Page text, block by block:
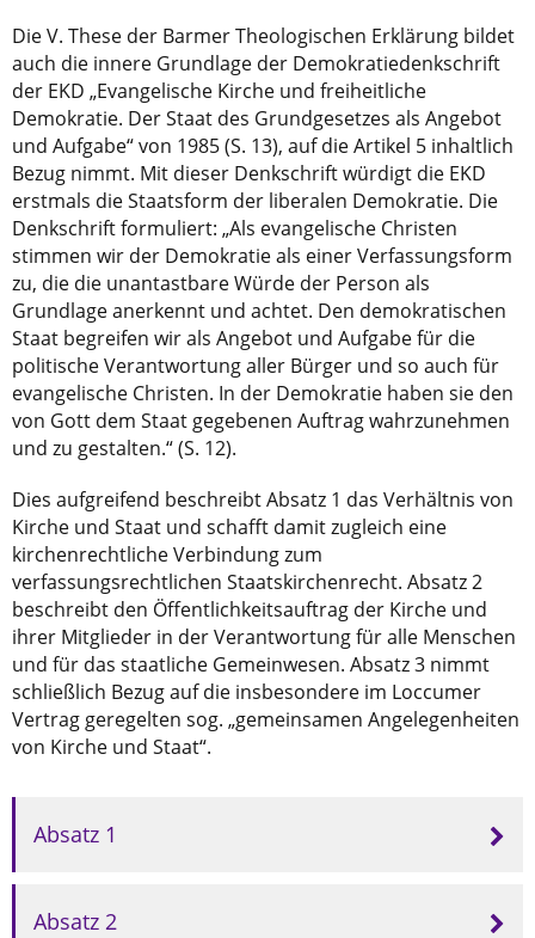
Die V. These der Barmer Theologischen Erklärung bildet
auch die innere Grundlage der Demokratiedenkschrift
der EKD „Evangelische Kirche und freiheitliche
Demokratie. Der Staat des Grundgesetzes als Angebot
und Aufgabe“ von 1985 (S. 13), auf die Artikel 5 inhaltlich
Bezug nimmt. Mit dieser Denkschrift würdigt die EKD
erstmals die Staatsform der liberalen Demokratie. Die
Denkschrift formuliert: „Als evangelische Christen
stimmen wir der Demokratie als einer Verfassungsform
zu, die die unantastbare Würde der Person als
Grundlage anerkennt und achtet. Den demokratischen
Staat begreifen wir als Angebot und Aufgabe für die
politische Verantwortung aller Bürger und so auch für
evangelische Christen. In der Demokratie haben sie den
von Gott dem Staat gegebenen Auftrag wahrzunehmen
und zu gestalten.“ (S. 12).
Dies aufgreifend beschreibt Absatz 1 das Verhältnis von
Kirche und Staat und schafft damit zugleich eine
kirchenrechtliche Verbindung zum
verfassungsrechtlichen Staatskirchenrecht. Absatz 2
beschreibt den Öffentlichkeitsauftrag der Kirche und
ihrer Mitglieder in der Verantwortung für alle Menschen
und für das staatliche Gemeinwesen. Absatz 3 nimmt
schließlich Bezug auf die insbesondere im Loccumer
Vertrag geregelten sog. „gemeinsamen Angelegenheiten
von Kirche und Staat“.
Absatz 1
Absatz 2